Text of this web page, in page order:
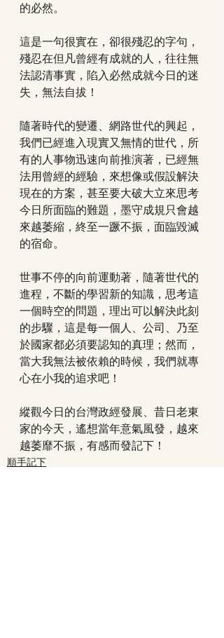
的必然。
這是一句很實在，卻很殘忍的字句，
殘忍在但凡曾經有成就的人，往往無
法認清事實，陷入必然成就今日的迷
失，無法自拔！
隨著時代的變遷、網路世代的興起，
我們已經進入現實又無情的世代，所
有的人事物迅速向前推演著，已經無
法用曾經的經驗，來想像或假設解決
現在的方案，甚至要大破大立來思考
今日所面臨的難題，墨守成規只會越
來越萎縮，終至一蹶不振，面臨毀滅
的宿命。
世事不停的向前運動著，隨著世代的
進程，不斷的學習新的知識，思考這
一個時空的問題，理出可以解決此刻
的步驟，這是每一個人、公司、乃至
於國家都必須要認知的真理；然而，
當大我無法被依賴的時候，我們就專
心在小我的追求吧！
縱觀今日的台灣政經發展、昔日老東
家的今天，遙想當年意氣風發，越來
越萎靡不振，有感而發記下！
順手記下